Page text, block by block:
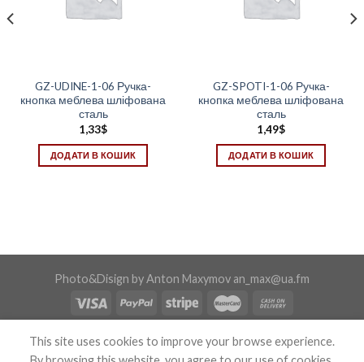
GZ-UDINE-1-06 Ручка-
кнопка меблева шліфована
сталь
1,33$
ДОДАТИ В КОШИК
GZ-SPOTI-1-06 Ручка-
кнопка меблева шліфована
сталь
1,49$
ДОДАТИ В КОШИК
Photo&Disign by Anton Maxymov an_max@ua.fm
This site uses cookies to improve your browse experience.